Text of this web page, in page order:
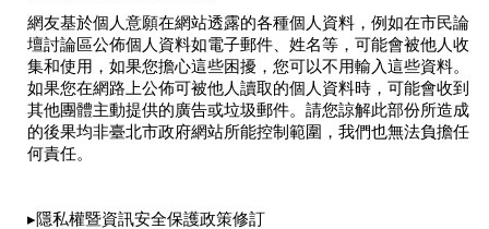
業
務
項
目
藝
網友基於個人意願在網站透露的各種個人資料，例如在市民論
壇討論區公佈個人資料如電子郵件、姓名等，可能會被他人收
集和使用，如果您擔心這些困擾，您可以不用輸入這些資料。
如果您在網路上公佈可被他人讀取的個人資料時，可能會收到
其他團體主動提供的廣告或垃圾郵件。請您諒解此部份所造成
的後果均非臺北市政府網站所能控制範圍，我們也無法負擔任
何責任。
▸隱私權暨資訊安全保護政策修訂